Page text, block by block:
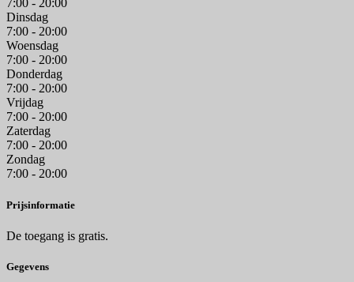
7:00 - 20:00
Dinsdag
7:00 - 20:00
Woensdag
7:00 - 20:00
Donderdag
7:00 - 20:00
Vrijdag
7:00 - 20:00
Zaterdag
7:00 - 20:00
Zondag
7:00 - 20:00
Prijsinformatie
De toegang is gratis.
Gegevens